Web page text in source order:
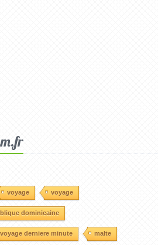
voyage voyage
dominicaine
voyage derniere minute malte